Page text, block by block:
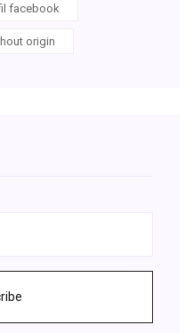
facebook
origin